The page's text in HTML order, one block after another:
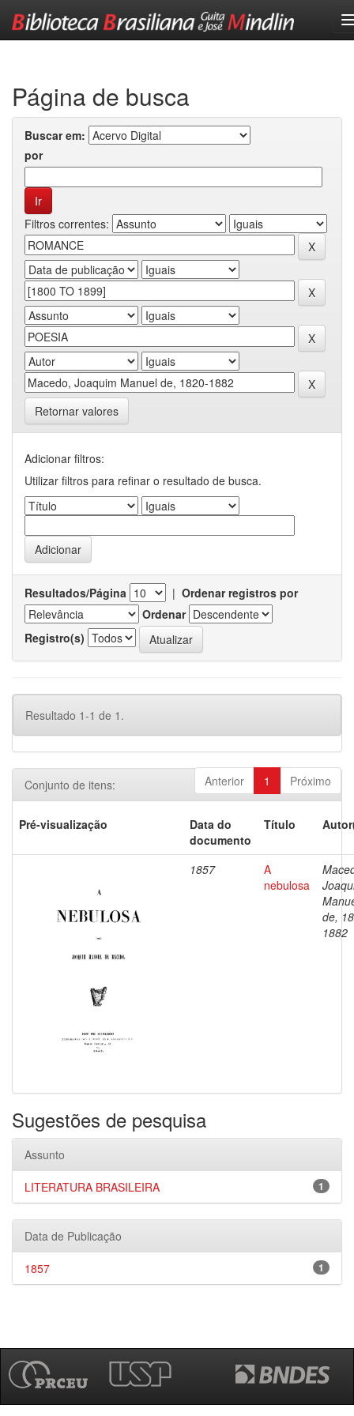
Página de busca
Buscar em:
por
Filtros correntes:
Retornar valores
Adicionar filtros:
Utilizar filtros para refinar o resultado de busca.
Resultados/Página | Ordenar registros por
Ordenar
Registro(s)
Resultado 1-1 de 1.
Anterior 1 Próximo
Conjunto de itens:
Pré-visualização
Data do
documento
Título
1857
A
nebulosa
de,
1882
Sugestões de pesquisa
Assunto
1
LITERATURA BRASILEIRA
Data de Publicação
1
1857